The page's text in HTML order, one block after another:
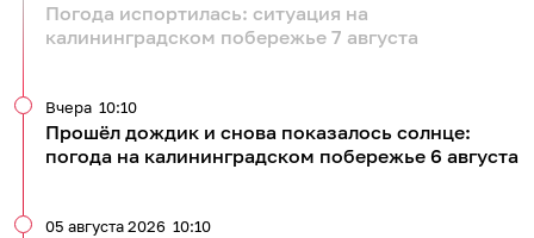
Погода испортилась: ситуация на
калининградском побережье 7 августа
Прошёл дождик и снова показалось солнце:
погода на калининградском побережье 6 августа
Вчера 10:10
05 августа 2026 10:10